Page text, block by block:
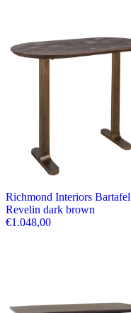
Richmond Interiors Bartafel
Revelin dark brown
€1.048,00